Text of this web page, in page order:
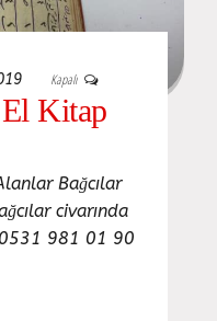
Kapalı
Kitap
Bağcılar
civarında
0531 981 01 90